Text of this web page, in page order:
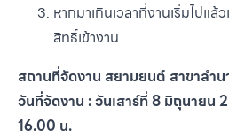
หากมาเกินเวลาที่งานเริ่มไป
สิทธิ์เข้างาน
สถานที่จัดงาน สยามยนต์ สาขาลำ
วันที่จัดงาน : วันเสาร์ที่ 8 มิถุนายน
16.00 น.